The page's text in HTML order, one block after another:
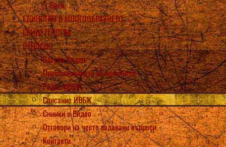
Back
ЕДИНСТВО В МНОГООБРАЗИЕТО
СВИДЕТЕЛСТВА
ОТНОСНО
Васула Риден
Приближаването на моя Ангел
Радио ИВБЖ
Списание ИВБЖ
Снимки и Видео
Отговори на често задавани въпроси
Контакти